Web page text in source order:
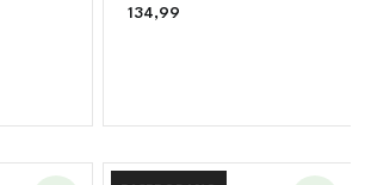
134,99